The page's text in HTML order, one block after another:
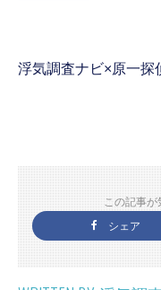
浮気調査ナビ×原一探
この記事
シェア